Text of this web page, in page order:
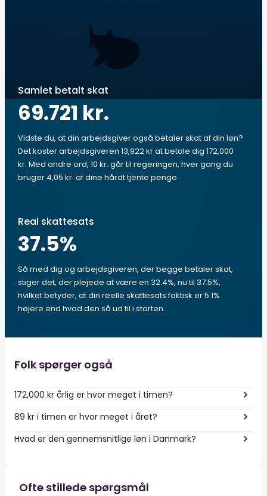
Samlet betalt skat
69.721 kr.
Vidste du, at din arbejdsgiver også betaler skat af din løn?
Det koster arbejdsgiveren 13,922 kr at betale dig 172,000
kr. Med andre ord, 10 kr. går til regeringen, hver gang du
bruger 4,05 kr. af dine hårdt tjente penge.
Real skattesats
37.5%
Så med dig og arbejdsgiveren, der begge betaler skat,
stiger det, der plejede at være en 32.4%, nu til 37.5%,
hvilket betyder, at din reelle skattesats faktisk er 5.1%
højere end hvad den så ud til i starten.
Folk spørger også
172,000 kr årlig er hvor meget i timen?
89 kr i timen er hvor meget i året?
Hvad er den gennemsnitlige løn i Danmark?
Ofte stillede spørgsmål